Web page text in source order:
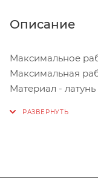
Описание
Максимальное
Максимальная
Материал -